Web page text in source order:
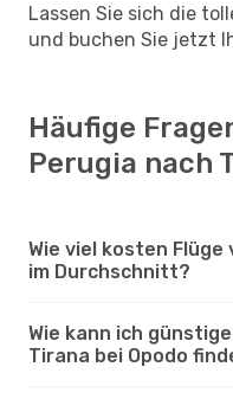
Lassen Sie sich die
und buchen Sie jetzt
Häufige
Perugia nach
Wie viel kosten
im Durchschnitt?
Wie kann ich
Tirana bei Opodo